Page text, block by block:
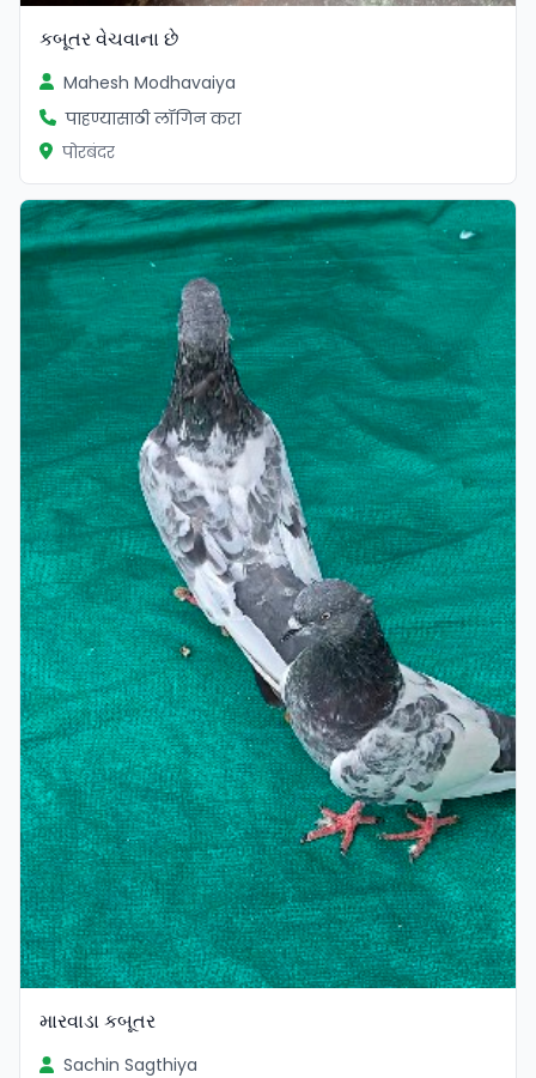
કબૂતર વેચવાના છે
Mahesh Modhavaiya
पाहण्यासाठी लॉगिन करा
पोरबंदर
મારવાડા કબૂતર
Sachin Sagthiya